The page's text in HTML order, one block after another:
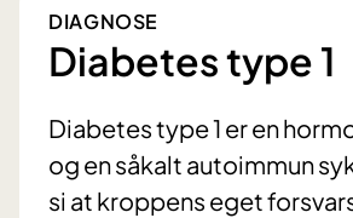
DIAGNOSE
Diabetes type 1
Diabetes type 1 er en
og en såkalt autoimmun
si at kroppens eget